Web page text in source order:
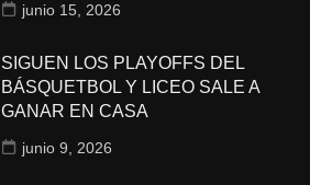
junio 15, 2026
SIGUEN LOS PLAYOFFS DEL
BÁSQUETBOL Y LICEO SALE A
GANAR EN CASA
junio 9, 2026